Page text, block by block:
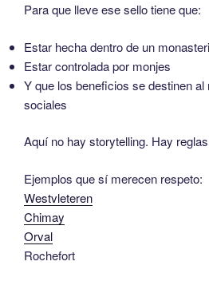
Para que lleve ese sello tiene que:
Estar hecha dentro de un
Estar controlada por monjes
Y que los beneficios se destinen
sociales
Aquí no hay storytelling. Hay
Ejemplos que sí merecen respeto:
Westvleteren
Chimay
Orval
Rochefort